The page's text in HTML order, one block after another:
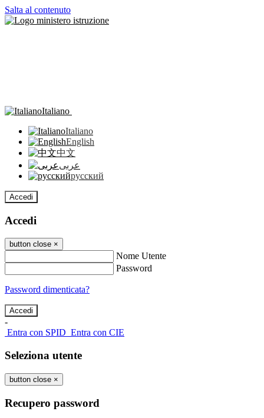
Salta al contenuto
Italiano
Italiano
English
中文
عربى
русский
Accedi
Accedi
button close ×
Nome Utente
Password
Password dimenticata?
-
Entra con SPID Entra con CIE
Seleziona utente
button close ×
Recupero password